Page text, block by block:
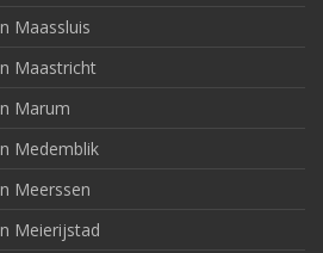
Maassluis
Maastricht
Marum
Medemblik
Meerssen
Meierijstad